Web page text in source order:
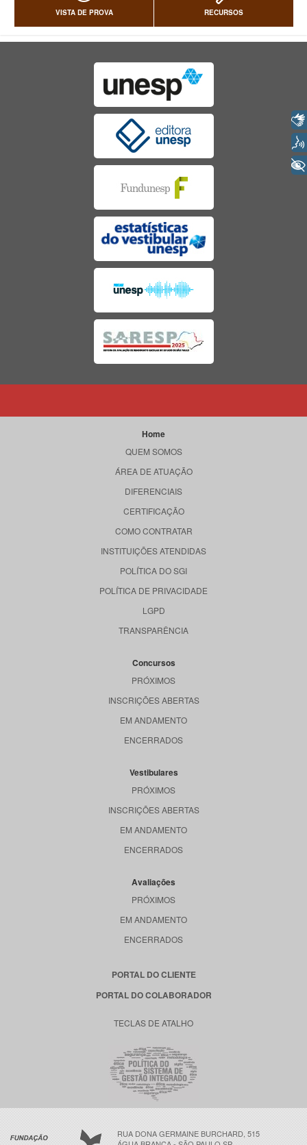
VISTA DE PROVA RECURSOS
Home
QUEM SOMOS
ÁREA DE ATUAÇÃO
DIFERENCIAIS
CERTIFICAÇÃO
COMO CONTRATAR
INSTITUIÇÕES ATENDIDAS
POLÍTICA DO SGI
POLÍTICA DE PRIVACIDADE
LGPD
TRANSPARÊNCIA
Concursos
PRÓXIMOS
INSCRIÇÕES ABERTAS
EM ANDAMENTO
ENCERRADOS
Vestibulares
PRÓXIMOS
INSCRIÇÕES ABERTAS
EM ANDAMENTO
ENCERRADOS
Avaliações
PRÓXIMOS
EM ANDAMENTO
ENCERRADOS
PORTAL DO CLIENTE
PORTAL DO COLABORADOR
TECLAS DE ATALHO
RUA DONA GERMAINE BURCHARD, 515
+ Acessibilidade